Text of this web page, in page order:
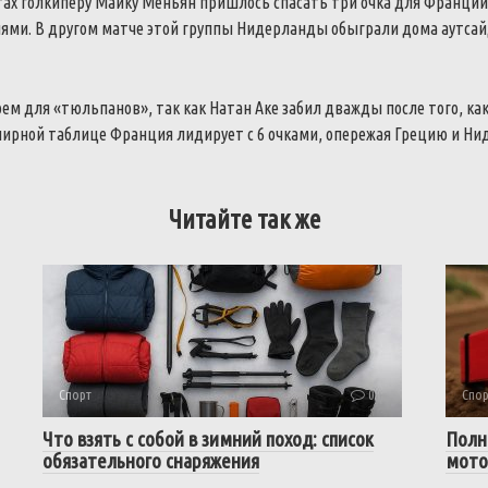
В другом матче этой группы Нидерланды обыграли дома
для «тюльпанов», так как Натан Аке забил дважды после того,
таблице Франция лидирует с 6 очками, опережая Грецию и
Читайте так же
Спорт 0
Что взять с собой в зимний поход: список
обязательного снаряжения